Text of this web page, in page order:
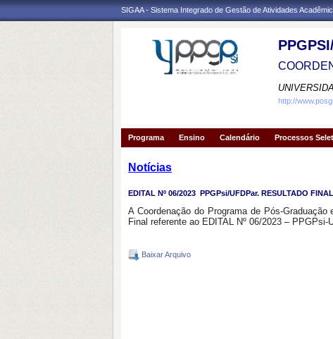
SIGAA - Sistema Integrado de Gestão de Atividades
http://
Programa Ensino Calendário Processos
Notícias
EDITAL Nº 06/2023  PPGPsi/UFDPar. RESULTADO
A Coordenação do Programa de Pós-
Final referente ao EDITAL Nº 06/2023 – PPGPsi-
Baixar Arquivo